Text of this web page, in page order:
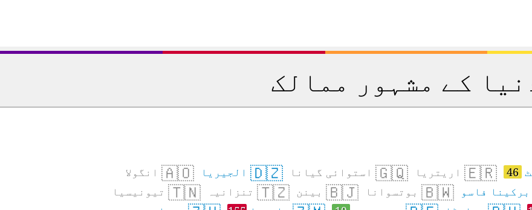
کے مشہور ممالک
46
🇪🇷 اریتریا 🇬🇶 استوائی گیانا 🇩🇿 الجیریا 🇦🇴 انگولا
برکینا فاسو 🇧🇼 بوتسوانا 🇧🇯 بینن 🇹🇿 تنزانیہ 🇹🇳 تیونیسیا